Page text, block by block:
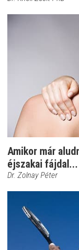
Amikor már
éjszakai fájdal...
Dr. Zolnay Péter